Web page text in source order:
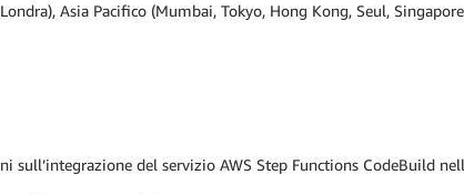
Asia Pacifico (Mumbai, Tokyo, Hong Kong, Seul,
sull’integrazione del servizio AWS Step Functions CodeBuild